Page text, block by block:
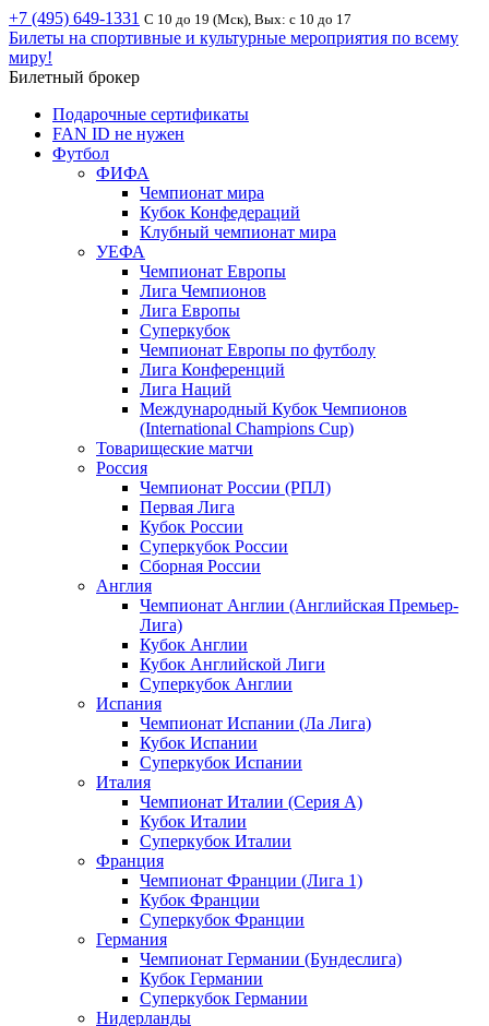
+7 (495) 649-1331 С 10 до 19 (Мск), Вых: с 10 до 17
Билеты на спортивные и культурные мероприятия по всему
миру!
Билетный брокер
Подарочные сертификаты
FAN ID не нужен
Футбол
ФИФА
Чемпионат мира
Кубок Конфедераций
Клубный чемпионат мира
УЕФА
Чемпионат Европы
Лига Чемпионов
Лига Европы
Суперкубок
Чемпионат Европы по футболу
Лига Конференций
Лига Наций
Международный Кубок Чемпионов
(International Champions Cup)
Товарищеские матчи
Россия
Чемпионат России (РПЛ)
Первая Лига
Кубок России
Суперкубок России
Сборная России
Англия
Чемпионат Англии (Английская Премьер-
Лига)
Кубок Англии
Кубок Английской Лиги
Суперкубок Англии
Испания
Чемпионат Испании (Ла Лига)
Кубок Испании
Суперкубок Испании
Италия
Чемпионат Италии (Серия А)
Кубок Италии
Суперкубок Италии
Франция
Чемпионат Франции (Лига 1)
Кубок Франции
Суперкубок Франции
Германия
Чемпионат Германии (Бундеслига)
Кубок Германии
Суперкубок Германии
Нидерланды